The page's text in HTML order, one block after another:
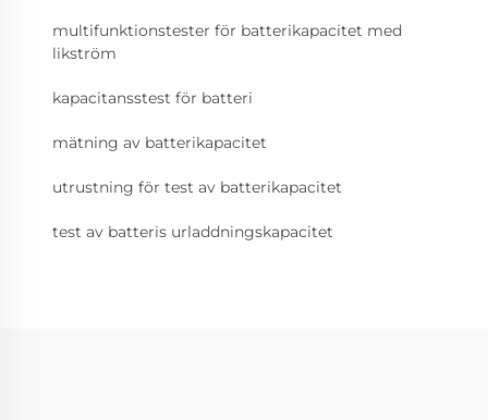
multifunktionstester för batterikapacitet med
likström
kapacitansstest för batteri
mätning av batterikapacitet
utrustning för test av batterikapacitet
test av batteris urladdningskapacitet